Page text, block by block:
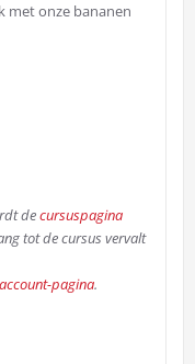
met onze bananen
decursuspagina
tot de cursus vervalt
pagina.